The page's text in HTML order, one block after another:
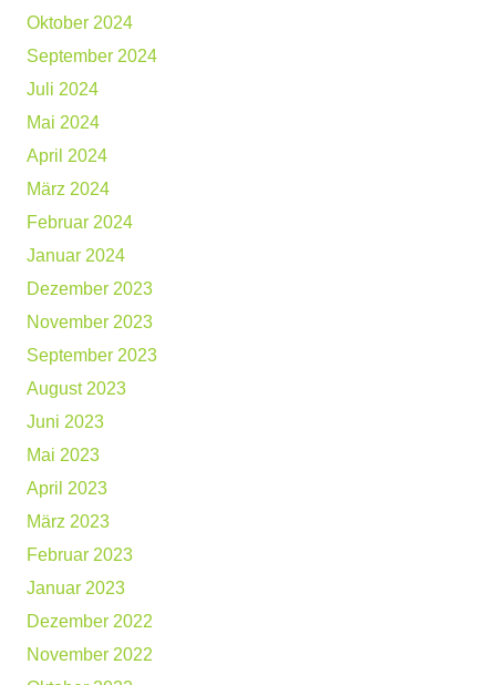
Oktober 2024
September 2024
Juli 2024
Mai 2024
April 2024
März 2024
Februar 2024
Januar 2024
Dezember 2023
November 2023
September 2023
August 2023
Juni 2023
Mai 2023
April 2023
März 2023
Februar 2023
Januar 2023
Dezember 2022
November 2022